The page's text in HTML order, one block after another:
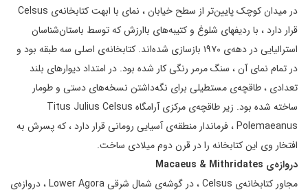
در میدان کوچک پایین‌تر از سطح خیابان ، نمای با ابهت کتابخانه‌ی Celsus
قرار دارد ، با ردیفهای شلوغ و کتیبه‌های با‌ارزش که توسط باستان‌شناسان
استرالیایی در دهه‌ی ۱۹۷۰ بازسازی شده‌اند. کتابخانه‌ی اصلی سه‌ طبقه بود و
در تمام نمای آن ، سنگ مرمر رنگی کار شده بود. در امتداد دیوارهای بلند
تعدادی ، طاقچه‌ی مستطیلی برای نگه‌داشتن نسخه‌های دستی و طومار
ساخته شده بود. زیر طاقچه‌ی مرکزی آرامگاه Titus Julius Celsus
Polemaeanus ، فرماندار منطقه‌ی آسیایی رومانی قرار دارد ، که پسرش به
افتخار وی این کتابخانه را در قرن دوم میلادی ساخت.
دروازه‌ی Macaeus & Mithridates
مجاور کتابخانه‌ی Celsus ، در گوشه‌ی شمال شرقی Lower Agora ، دروازه‌ی